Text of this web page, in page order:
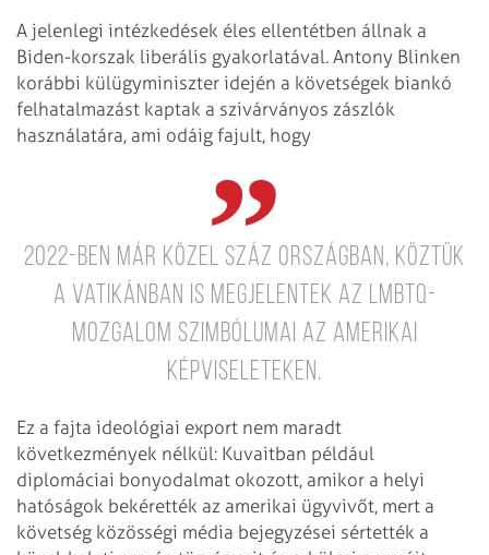
A jelenlegi intézkedések éles ellentétben állnak a
Biden-korszak liberális gyakorlatával. Antony Blinken
korábbi külügyminiszter idején a követségek biankó
felhatalmazást kaptak a szivárványos zászlók
használatára, ami odáig fajult, hogy
2022-ben már közel száz országban, köztük
a Vatikánban is megjelentek az LMBTQ-
mozgalom szimbólumai az amerikai
képviseleteken.
Ez a fajta ideológiai export nem maradt
következmények nélkül: Kuvaitban például
diplomáciai bonyodalmat okozott, amikor a helyi
hatóságok bekérették az amerikai ügyvivőt, mert a
követség közösségi média bejegyzései sértették a